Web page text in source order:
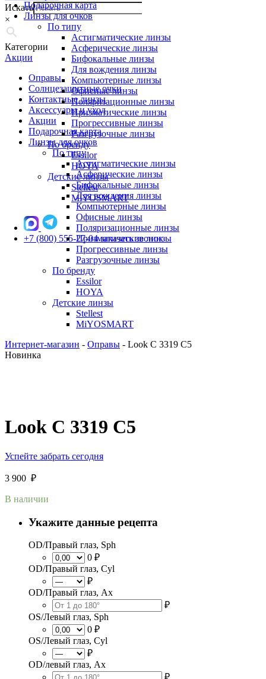
Искать
×
Категории
Акции
Оправы
Солнцезащитные очки
Контактные линзы
Аксессуары и уход
Акции
Подарочная карта
Линзы для очков
По типу
Астигматические линзы
Асферические линзы
Бифокальные линзы
Для вождения линзы
Компьютерные линзы
Офисные линзы
Поляризационные линзы
Призматические линзы
Прогрессивные линзы
Разгрузочные линзы
По бренду
Essilor
HOYA
Детские линзы
Stellest
MiYOSMART
Подарочная карта
Линзы для очков
По типу
Астигматические линзы
Асферические линзы
Бифокальные линзы
Для вождения линзы
Компьютерные линзы
Офисные линзы
Поляризационные линзы
Призматические линзы
Прогрессивные линзы
Разгрузочные линзы
По бренду
Essilor
HOYA
Детские линзы
Stellest
MiYOSMART
+7 (800) 555-27-04 заказать звонок
Интернет-магазин - Оправы - Look C 3319 C5
Новинка
Look C 3319 C5
Успейте забрать сегодня
3 900 ₽
В наличии
Укажите данные рецепта
OD/Правый глаз, Sph
0 ₽
OD/Правый глаз, Cyl
₽
OD/Правый глаз, Ax
₽
OS/Левый глаз, Sph
0 ₽
OS/Левый глаз, Cyl
₽
OD/левый глаз, Ax